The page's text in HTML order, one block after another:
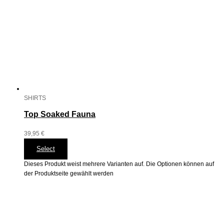
SHIRTS
Top Soaked Fauna
39,95 €
Select
Dieses Produkt weist mehrere Varianten auf. Die Optionen können auf
der Produktseite gewählt werden